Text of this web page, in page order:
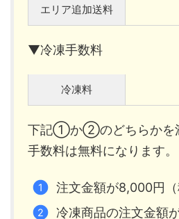
エリア追加送料
▼冷凍手数料
冷凍料
下記①か②のどちらかを
手数料は無料になります。
注文金額が8,000円
冷凍商品の注文金額